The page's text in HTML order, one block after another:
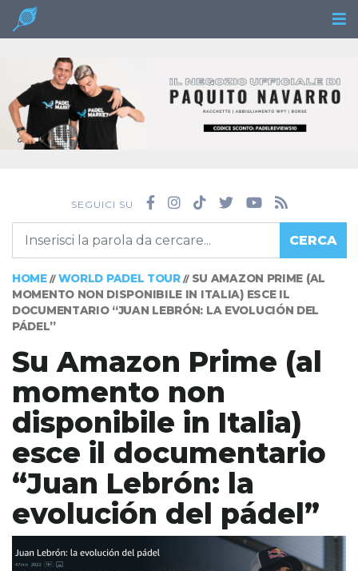
SEGUICI SU
CERCA
HOME// WORLD PADEL TOUR// SU AMAZON PRIME (AL
MOMENTO NON DISPONIBILE IN ITALIA) ESCE IL
DOCUMENTARIO “JUAN LEBRÓN: LA EVOLUCIÓN DEL
PÁDEL”
Su Amazon Prime (al
momento non
disponibile in Italia)
esce il documentario
“Juan Lebrón: la
evolución del pádel”